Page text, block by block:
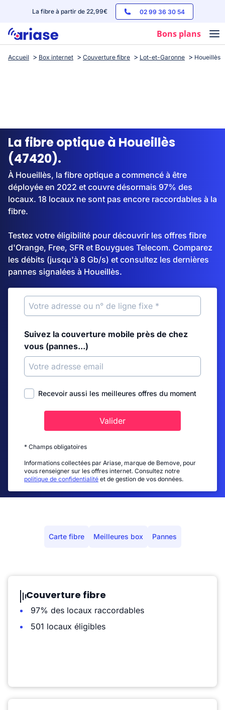
La fibre à partir de 22,99€ 02 99 36 30 54
Bons plans
Box internet
Streaming
Accueil Box internet Couverture fibre Lot-et-Garonne Houeillès
La fibre optique à Houeillès
(47420).
À Houeillès, la fibre optique a commencé à être
déployée en 2022 et couvre désormais 97% des
locaux. 18 locaux ne sont pas encore raccordables à la
fibre.
Testez votre éligibilité pour découvrir les offres fibre
d'Orange, Free, SFR et Bouygues Telecom. Comparez
les débits (jusqu'à 8 Gb/s) et consultez les dernières
pannes signalées à Houeillès.
Suivez la couverture mobile près de chez
vous (pannes...)
Recevoir aussi les meilleures offres du moment
Valider
* Champs obligatoires
Informations collectées par Ariase, marque de Bemove, pour
vous renseigner sur les offres internet. Consultez notre
politique de confidentialité et de gestion de vos données.
Carte fibre Meilleures box Pannes
Couverture fibre
97% des locaux raccordables
501 locaux éligibles